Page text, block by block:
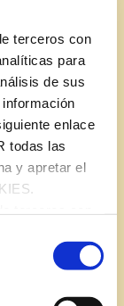
terceros con
para
de sus
enlace
todas las
y apretar el
a ellos.